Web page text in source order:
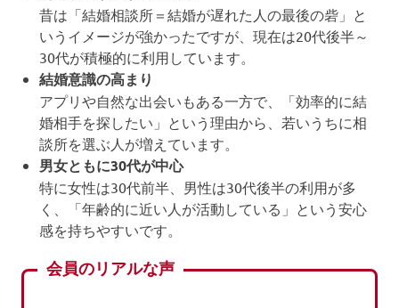
昔は「結婚相談所＝結婚が遅れた人の最後の砦」と
いうイメージが強かったですが、現在は20代後半～
30代が積極的に利用しています。
結婚意識の高まり
アプリや自然な出会いもある一方で、「効率的に結
婚相手を探したい」という理由から、若いうちに相
談所を選ぶ人が増えています。
男女ともに30代が中心
特に女性は30代前半、男性は30代後半の利用が多
く、「年齢的に近い人が活動している」という安心
感を持ちやすいです。
会員のリアルな声